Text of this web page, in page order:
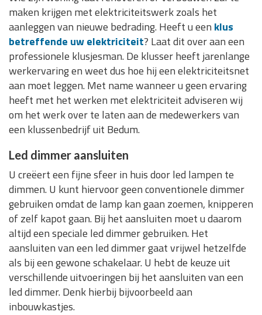
maken krijgen met elektriciteitswerk zoals het
aanleggen van nieuwe bedrading. Heeft u een klus
betreffende uw elektriciteit? Laat dit over aan een
professionele klusjesman. De klusser heeft jarenlange
werkervaring en weet dus hoe hij een elektriciteitsnet
aan moet leggen. Met name wanneer u geen ervaring
heeft met het werken met elektriciteit adviseren wij
om het werk over te laten aan de medewerkers van
een klussenbedrijf uit Bedum.
Led dimmer aansluiten
U creëert een fijne sfeer in huis door led lampen te
dimmen. U kunt hiervoor geen conventionele dimmer
gebruiken omdat de lamp kan gaan zoemen, knipperen
of zelf kapot gaan. Bij het aansluiten moet u daarom
altijd een speciale led dimmer gebruiken. Het
aansluiten van een led dimmer gaat vrijwel hetzelfde
als bij een gewone schakelaar. U hebt de keuze uit
verschillende uitvoeringen bij het aansluiten van een
led dimmer. Denk hierbij bijvoorbeeld aan
inbouwkastjes.